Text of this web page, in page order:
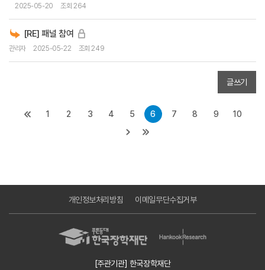
2025-05-20 조회 264
[RE] 패널 참여
관리자 2025-05-22 조회 249
글쓰기
1 2 3 4 5 6 7 8 9 10
개인정보처리방침 이메일무단수집거부
[주관기관] 한국장학재단